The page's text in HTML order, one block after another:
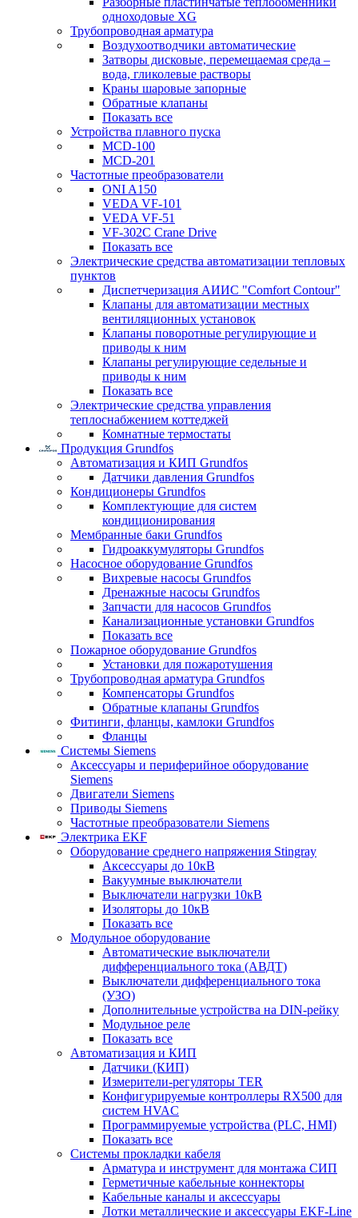
одноходовые ХG
Трубопроводная арматура
Воздухоотводчики автоматические
Затворы дисковые, перемещаемая среда –
вода, гликолевые растворы
Краны шаровые запорные
Обратные клапаны
Показать все
Устройства плавного пуска
MCD-100
MCD-201
Частотные преобразователи
ONI A150
VEDA VF-101
VEDA VF-51
VF-302C Crane Drive
Показать все
Электрические средства автоматизации тепловых
пунктов
Диспетчеризация АИИС "Comfort Contour"
Клапаны для автоматизации местных
вентиляционных установок
Клапаны поворотные регулирующие и
приводы к ним
Клапаны регулирующие седельные и
приводы к ним
Показать все
Электрические средства управления
теплоснабжением коттеджей
Комнатные термостаты
Продукция Grundfos
Автоматизация и КИП Grundfos
Датчики давления Grundfos
Кондиционеры Grundfos
Комплектующие для систем
кондиционирования
Мембранные баки Grundfos
Гидроаккумуляторы Grundfos
Насосное оборудование Grundfos
Вихревые насосы Grundfos
Дренажные насосы Grundfos
Запчасти для насосов Grundfos
Канализационные установки Grundfos
Показать все
Пожарное оборудование Grundfos
Установки для пожаротушения
Трубопроводная арматура Grundfos
Компенсаторы Grundfos
Обратные клапаны Grundfos
Фитинги, фланцы, камлоки Grundfos
Фланцы
Системы Siemens
Аксессуары и периферийное оборудование
Siemens
Двигатели Siemens
Приводы Siemens
Частотные преобразователи Siemens
Электрика EKF
Оборудование среднего напряжения Stingray
Аксессуары до 10кВ
Вакуумные выключатели
Выключатели нагрузки 10кВ
Изоляторы до 10кВ
Показать все
Модульное оборудование
Автоматические выключатели
дифференциального тока (АВДТ)
Выключатели дифференциального тока
(УЗО)
Дополнительные устройства на DIN-рейку
Модульное реле
Показать все
Автоматизация и КИП
Датчики (КИП)
Измерители-регуляторы TER
Конфигурируемые контроллеры RX500 для
систем HVAC
Программируемые устройства (PLC, HMI)
Показать все
Системы прокладки кабеля
Арматура и инструмент для монтажа СИП
Герметичные кабельные коннекторы
Кабельные каналы и аксессуары
Лотки металлические и аксессуары EKF-Line